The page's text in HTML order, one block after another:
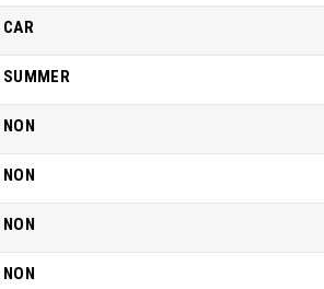
CAR
SUMMER
NON
NON
NON
NON